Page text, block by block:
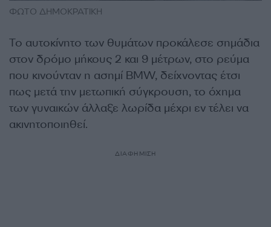
ΦΩΤΟ ΔΗΜΟΚΡΑΤΙΚΗ
Το αυτοκίνητο των θυμάτων προκάλεσε σημάδια
στον δρόμο μήκους 2 και 9 μέτρων, στο ρεύμα
που κινούνταν η ασημί BMW, δείχνοντας έτσι
πως μετά την μετωπική σύγκρουση, το όχημα
των γυναικών άλλαξε λωρίδα μέχρι εν τέλει να
ακινητοποιηθεί.
ΔΙΑΦΗΜΙΣΗ